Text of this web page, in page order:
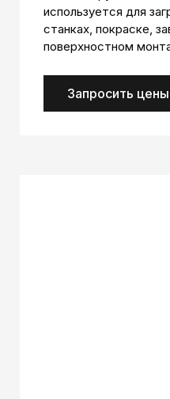
используется для
станках, покраске,
поверхностном
Запросить цены